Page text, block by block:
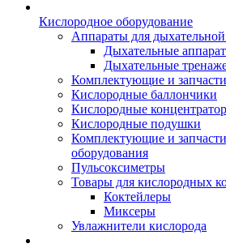
Кислородное оборудование
Аппараты для
Дыхательные
Дыхательные
Комплектующие и запчасти
Кислородные баллончики
Кислородные
Кислородные подушки
Комплектующие и
оборудования
Пульсоксиметры
Товары для кислородных
Коктейлеры
Миксеры
Увлажнители кислорода